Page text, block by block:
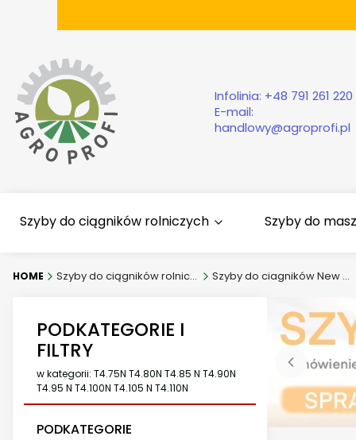
Infolinia: +48 791 261 220
E-mail:
handlowy@agroprofi.pl
Szyby do ciągników rolniczych Szyby do
Szyby do ciągników rolniczych Szyby do ciagników New Holland
PODKATEGORIE I
FILTRY
w kategorii: T4.75N T4.80N T4.85 N T4.90N
T4.95 N T4.100N T4.105 N T4.110N
PODKATEGORIE